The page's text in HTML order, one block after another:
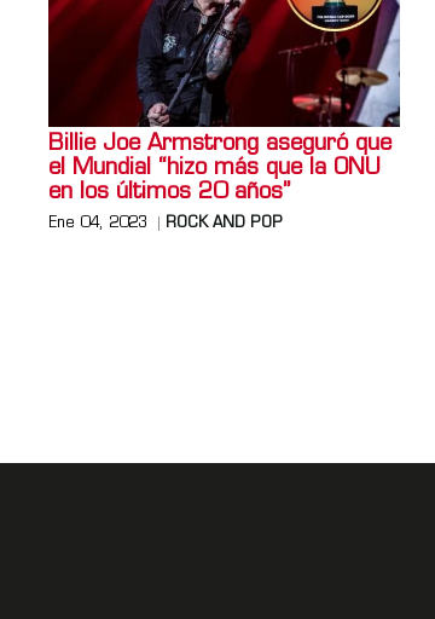
Billie Joe Armstrong aseguró que
el Mundial “hizo más que la ONU
en los últimos 20 años”
Ene 04, 2023 ROCK AND POP